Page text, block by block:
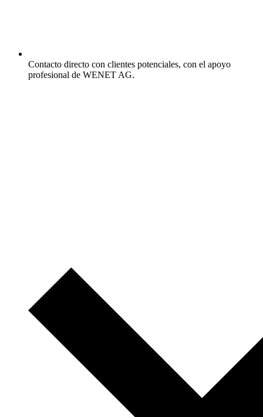
Contacto directo con clientes potenciales, con el apoyo
profesional de WENET AG.